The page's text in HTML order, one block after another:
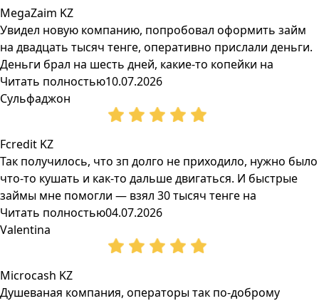
MegaZaim KZ
Увидел новую компанию, попробовал оформить займ
на двадцать тысяч тенге, оперативно прислали деньги.
Деньги брал на шесть дней, какие-то копейки на
Читать полностью10.07.2026
Сульфаджон
Fcredit KZ
Так получилось, что зп долго не приходило, нужно было
что-то кушать и как-то дальше двигаться. И быстрые
займы мне помогли — взял 30 тысяч тенге на
Читать полностью04.07.2026
Valentina
Microcash KZ
Душеваная компания, операторы так по-доброму